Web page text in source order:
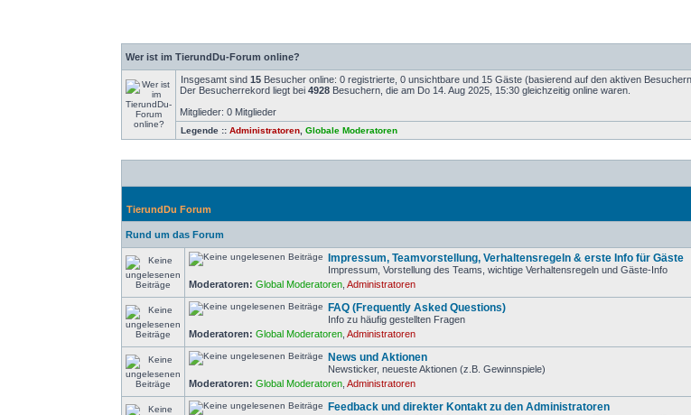
Wer ist im TierundDu-Forum online?
Insgesamt sind15 Besucher online: 0 registrierte, 0 unsichtbare und 15 Gäste (basierend auf den aktiven
Der Besucherrekord liegt bei4928 Besuchern, die am Do 14. Aug 2025, 15:30 gleichzeitig online waren.
Mitglieder: 0 Mitglieder
Legende ::Administratoren ,Globale Moderatoren
TierundDu Forum
Rund um das Forum
Impressum, Teamvorstellung, Verhaltensregeln & erste Info für Gäste
Impressum, Vorstellung des Teams, wichtige Verhaltensregeln und Gäste-Info
Moderatoren: Global Moderatoren ,Administratoren
FAQ (Frequently Asked Questions)
Info zu häufig gestellten Fragen
Moderatoren: Global Moderatoren ,Administratoren
News und Aktionen
Newsticker, neueste Aktionen (z.B. Gewinnspiele)
Moderatoren: Global Moderatoren ,Administratoren
Feedback und direkter Kontakt zu den Administratoren